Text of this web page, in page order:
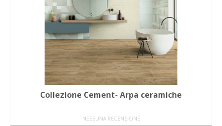
Collezione Cement- Arpa ceramiche
NESSUNA RECENSIONE